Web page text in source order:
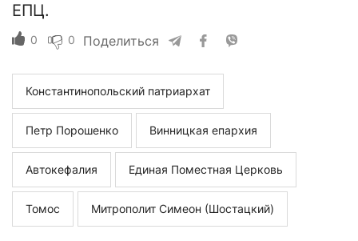
ЕПЦ.
0 0 Поделиться
Константинопольский патриархат
Петр Порошенко Винницкая епархия
Автокефалия Единая Поместная Церковь
Томос Митрополит Симеон (Шостацкий)